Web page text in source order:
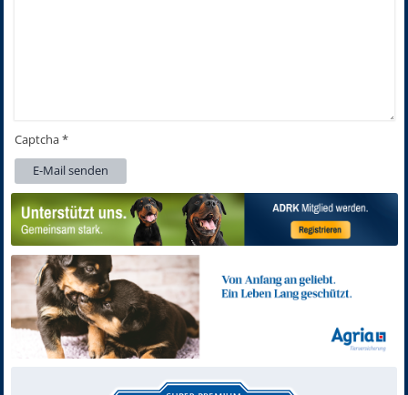
Captcha*
E-Mail senden